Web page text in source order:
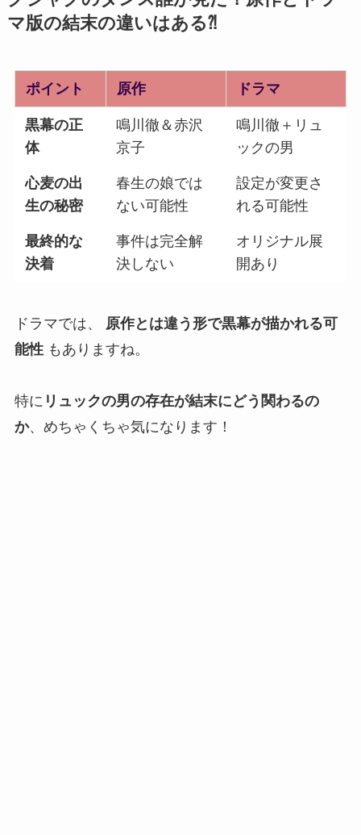
マ版の結末の違いはある⁈
ポイント 原作 ドラマ
黒幕の正
体
鳴川徹＆赤沢
京子
鳴川徹＋リュ
ックの男
心麦の出
生の秘密
春生の娘では
ない可能性
設定が変更さ
れる可能性
最終的な
決着
事件は完全解
決しない
オリジナル展
開あり
ドラマでは、 原作とは違う形で黒幕が描かれる可
能性もありますね。
特に リュックの男の存在が結末にどう関わるの
か、めちゃくちゃ気になります！